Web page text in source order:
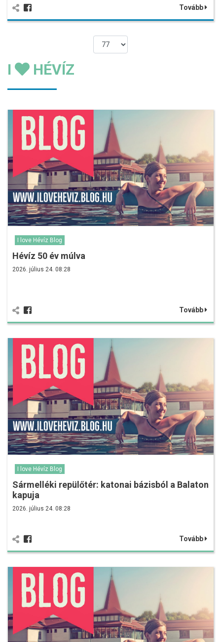
Tovább
I HÉVÍZ
I love Hévíz Blog
Hévíz 50 év múlva
2026. július 24. 08:28
Tovább
I love Hévíz Blog
Sármelléki repülőtér: katonai bázisból a Balaton
kapuja
2026. július 24. 08:28
Tovább